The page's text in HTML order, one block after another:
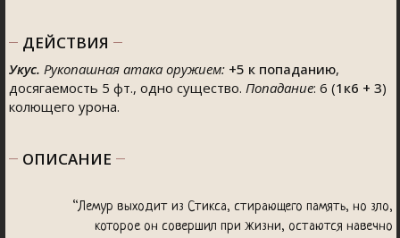
ДЕЙСТВИЯ
Укус. Рукопашная атака оружием: +5 к попаданию,
досягаемость 5 фт., одно существо. Попадание: 6 (1к6 + 3)
колющего урона.
ОПИСАНИЕ
“Лемур выходит из Стикса, стирающего память, но зло,
которое он совершил при жизни, остаются навечно